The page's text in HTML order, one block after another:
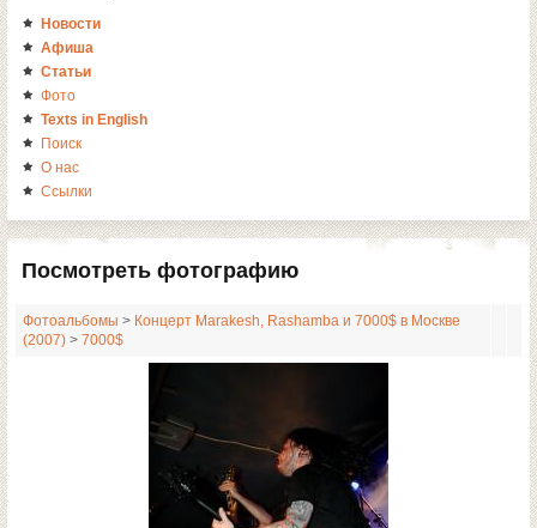
Новости
Афиша
Статьи
Фото
Texts in English
Поиск
О нас
Ссылки
Посмотреть фотографию
Фотоальбомы > Концерт Marakesh, Rashamba и 7000$ в Москве
(2007) > 7000$